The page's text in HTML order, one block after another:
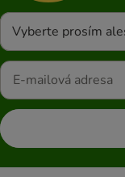
Vyberte prosím